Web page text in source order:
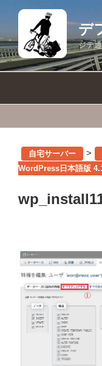
テ
ン
ツ
デ
ジテ
自宅サーバー >
WordPress日本語版